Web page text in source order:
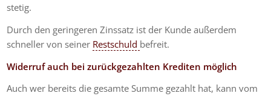
stetig.
Durch den geringeren Zinssatz ist der Kunde außerdem
schneller von seiner Restschuld befreit.
Widerruf auch bei zurückgezahlten Krediten möglich
Auch wer bereits die gesamte Summe gezahlt hat, kann vom